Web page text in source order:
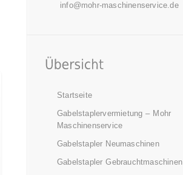
info@mohr-maschinenservice.de
Startseite
Gabelstaplervermietung – Mohr
Maschinenservice
Gabelstapler Neumaschinen
Gabelstapler Gebrauchtmaschinen